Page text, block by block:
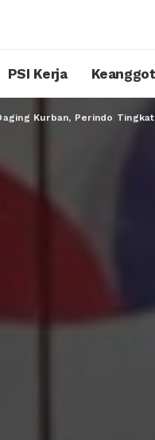
PSI Kerja
Kurban, Perindo